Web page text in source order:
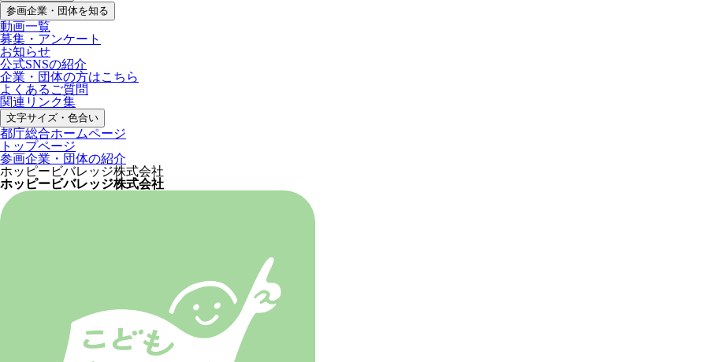
参画企業・ 団体を知る
動画一覧
募集・ アンケート
お知らせ
公式SNSの紹介
企業・団体の方はこちら
よくあるご質問
関連リンク集
文字サイズ・色合い
都庁総合ホームページ
トップページ
参画企業・団体の紹介
ホッピービバレッジ株式会社
ホッピービバレッジ株式会社